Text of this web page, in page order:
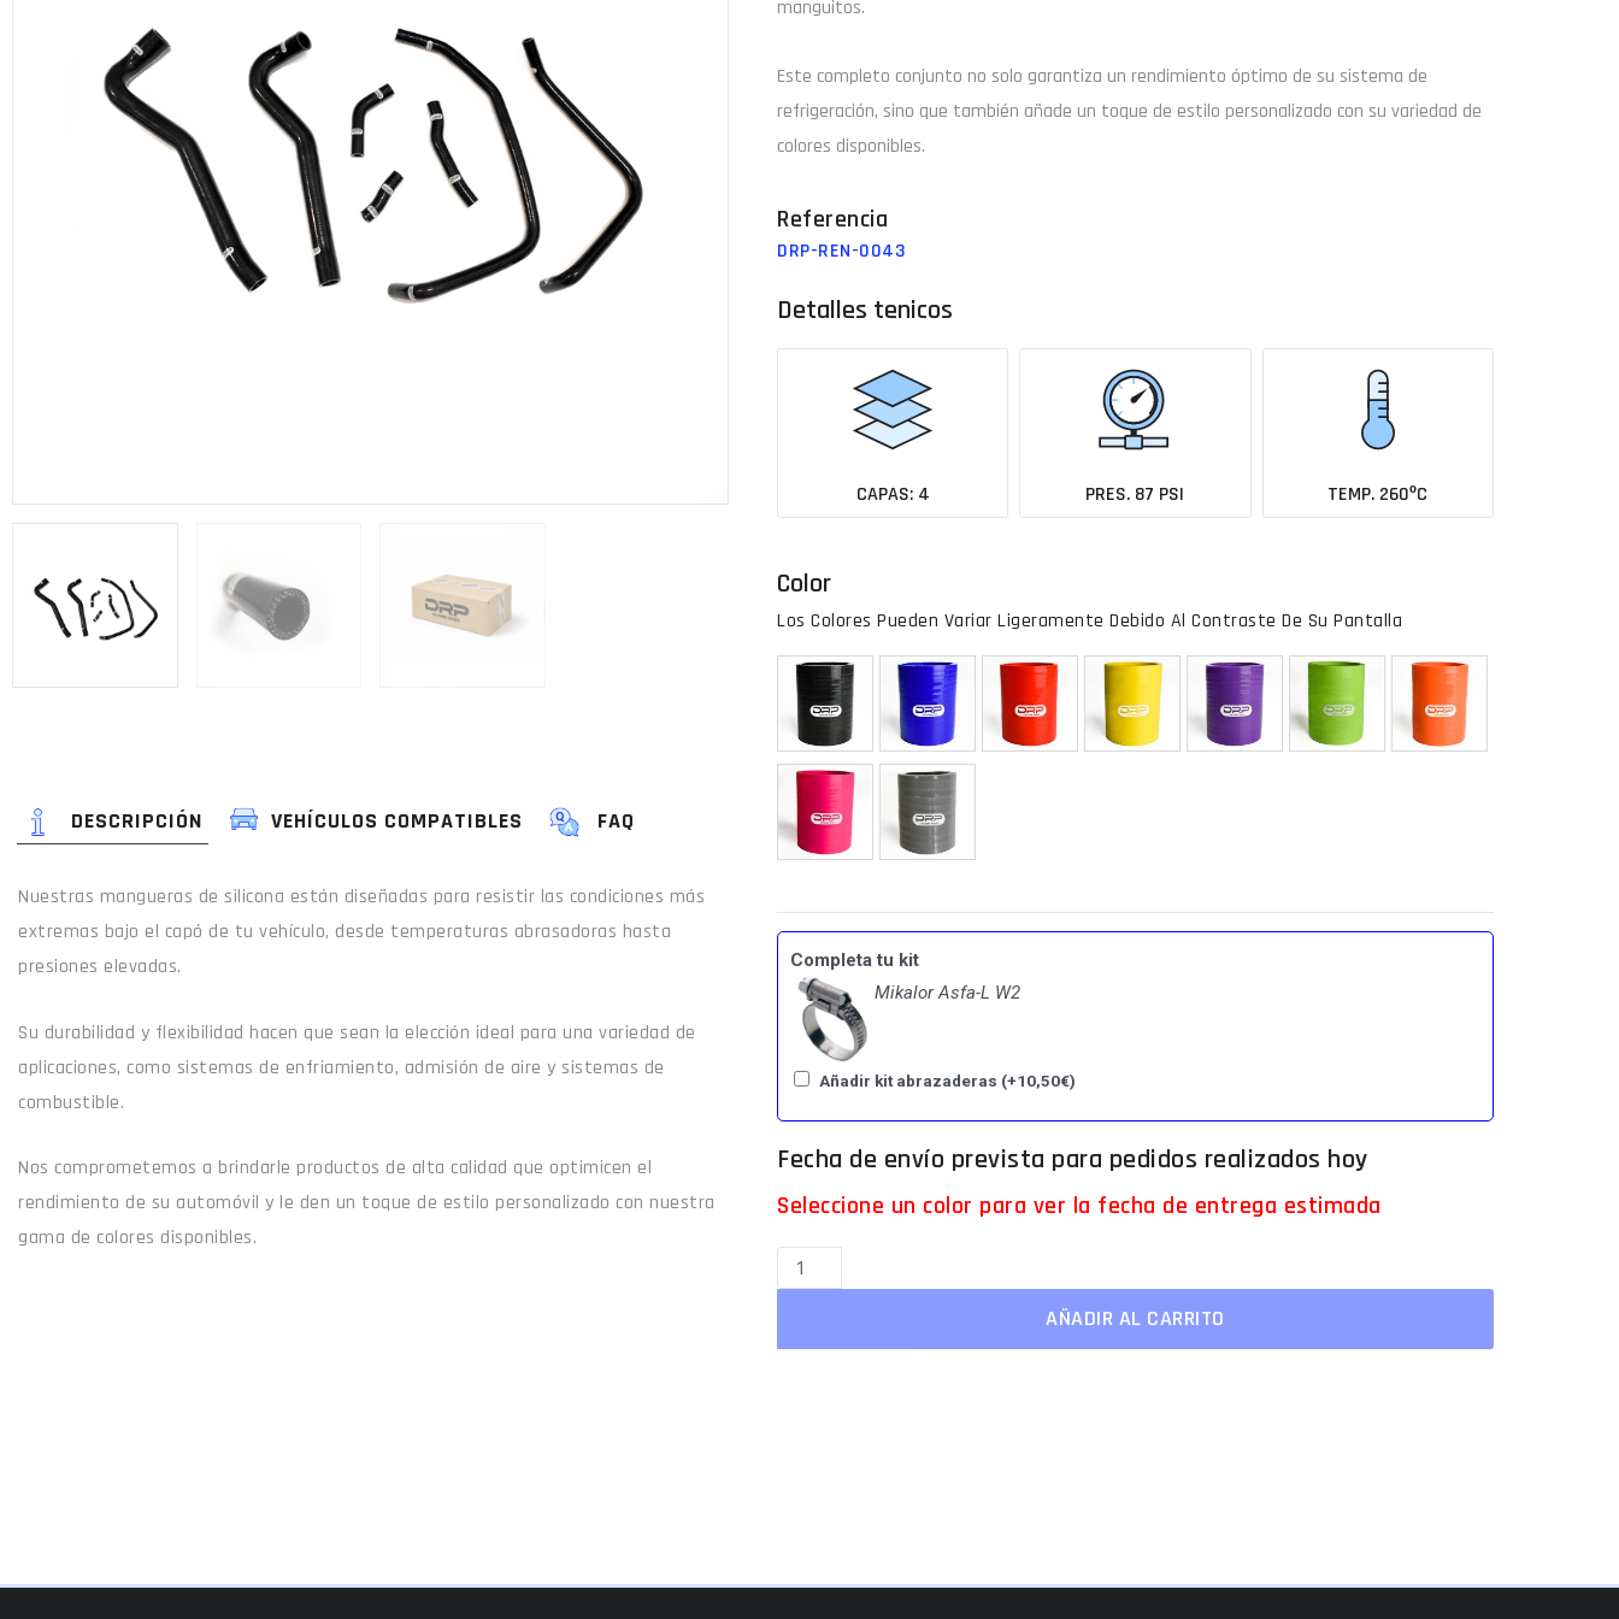
Email
Buscar
Manguera de vacío
Adaptadores aluminio
DESCRIPCIÓN VEHÍCULOS COMPATIBLES FAQ
Nuestras mangueras de silicona están diseñadas para resistir las condiciones más
extremas bajo el capó de tu vehículo, desde temperaturas abrasadoras hasta
presiones elevadas.
Su durabilidad y flexibilidad hacen que sean la elección ideal para una variedad de
aplicaciones, como sistemas de enfriamiento, admisión de aire y sistemas de
combustible.
Nos comprometemos a brindarle productos de alta calidad que optimicen el
rendimiento de su automóvil y le den un toque de estilo personalizado con nuestra
gama de colores disponibles.
manguitos.
Este completo conjunto no solo garantiza un rendimiento óptimo de su sistema de
refrigeración, sino que también añade un toque de estilo personalizado con su variedad de
colores disponibles.
DRP-REN-0043
Detalles tenicos
CAPAS: 4 PRES. 87 PSI TEMP. 260ºC
Color
Completa tu kit
Mikalor Asfa-L W2
Añadir kit abrazaderas (+10,50€)
Seleccione un color para ver la fecha de entrega estimada
AÑADIR AL CARRITO